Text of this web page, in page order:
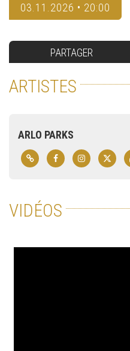
03.11.2026 • 20:00
PARTAGER
ARTISTES
ARLO PARKS
VIDÉOS